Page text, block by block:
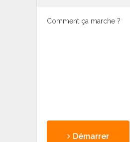
Comment ça marche ?
Démarrer